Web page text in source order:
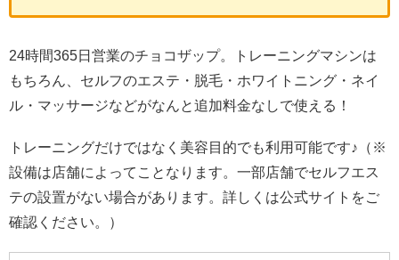
24時間365日営業のチョコザップ。トレーニングマシンは
もちろん、セルフのエステ・脱毛・ホワイトニング・ネイ
ル・マッサージなどがなんと追加料金なしで使える！
トレーニングだけではなく美容目的でも利用可能です♪（※
設備は店舗によってことなります。一部店舗でセルフエス
テの設置がない場合があります。詳しくは公式サイトをご
確認ください。）